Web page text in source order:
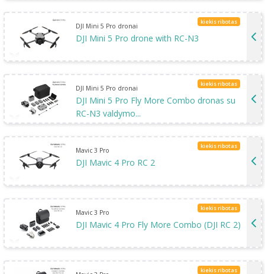
kiekis ribotas
DJI Mini 5 Pro dronai
DJI Mini 5 Pro drone with RC-N3
kiekis ribotas
DJI Mini 5 Pro dronai
DJI Mini 5 Pro Fly More Combo dronas su
RC-N3 valdymo...
kiekis ribotas
Mavic 3 Pro
DJI Mavic 4 Pro RC 2
kiekis ribotas
Mavic 3 Pro
DJI Mavic 4 Pro Fly More Combo (DJI RC 2)
kiekis ribotas